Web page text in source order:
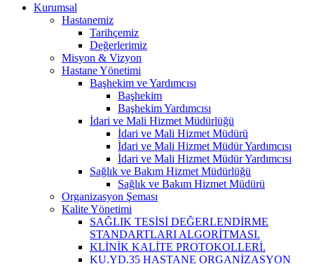
Kurumsal
Hastanemiz
Tarihçemiz
Değerlerimiz
Misyon & Vizyon
Hastane Yönetimi
Başhekim ve Yardımcısı
Başhekim
Başhekim Yardımcısı
İdari ve Mali Hizmet Müdürlüğü
İdari ve Mali Hizmet Müdürü
İdari ve Mali Hizmet Müdür Yardımcısı
İdari ve Mali Hizmet Müdür Yardımcısı
Sağlık ve Bakım Hizmet Müdürlüğü
Sağlık ve Bakım Hizmet Müdürü
Organizasyon Şeması
Kalite Yönetimi
SAĞLIK TESİSİ DEĞERLENDİRME
STANDARTLARI ALGORİTMASI.
KLİNİK KALİTE PROTOKOLLERİ.
KU.YD.35 HASTANE ORGANİZASYON